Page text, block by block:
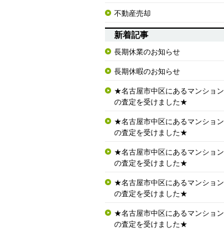
不動産売却
新着記事
長期休業のお知らせ
長期休暇のお知らせ
★名古屋市中区にあるマンション
の査定を受けました★
★名古屋市中区にあるマンション
の査定を受けました★
★名古屋市中区にあるマンション
の査定を受けました★
★名古屋市中区にあるマンション
の査定を受けました★
★名古屋市中区にあるマンション
の査定を受けました★